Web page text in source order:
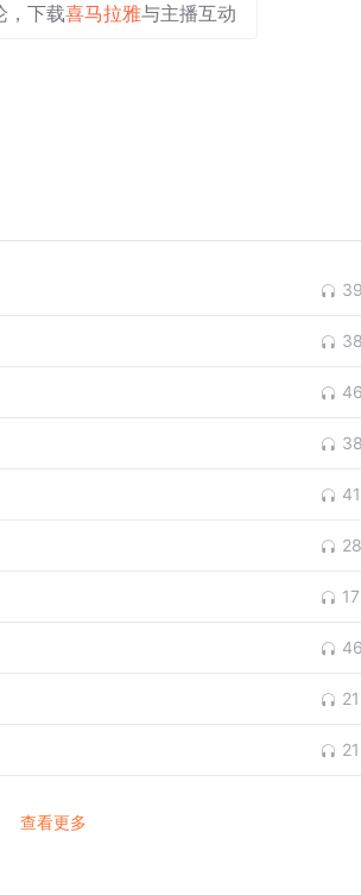
，下载喜马拉雅与主播互动
39
38
46
38
41
28
17
46
21
21
查看更多